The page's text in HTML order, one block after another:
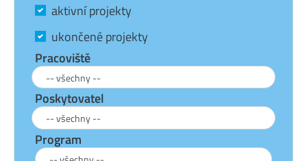
aktivní projekty
ukončené projekty
Pracoviště
Poskytovatel
Program